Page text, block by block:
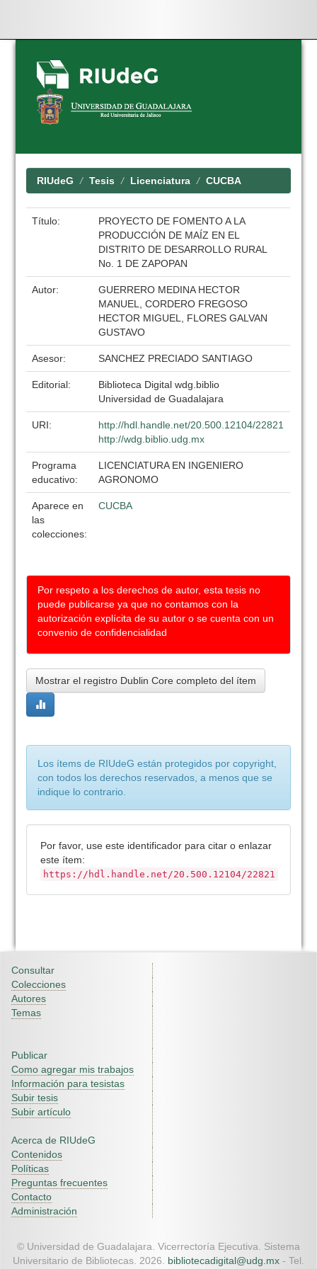
Skip
navigation
RIUdeG Tesis Licenciatura CUCBA
Título:
PROYECTO DE FOMENTO A LA
PRODUCCIÓN DE MAÍZ EN EL
DISTRITO DE DESARROLLO RURAL
No. 1 DE ZAPOPAN
Autor:
GUERRERO MEDINA HECTOR
MANUEL, CORDERO FREGOSO
HECTOR MIGUEL, FLORES GALVAN
GUSTAVO
Asesor: SANCHEZ PRECIADO SANTIAGO
Editorial:
Biblioteca Digital wdg.biblio
Universidad de Guadalajara
URI:
http://hdl.handle.net/20.500.12104/22821
http://wdg.biblio.udg.mx
Programa
educativo:
LICENCIATURA EN INGENIERO
AGRONOMO
Aparece en
las
colecciones:
CUCBA
Por respeto a los derechos de autor, esta tesis no
puede publicarse ya que no contamos con la
autorización explícita de su autor o se cuenta con un
convenio de confidencialidad
Mostrar el registro Dublin Core completo del ítem
Los ítems de RIUdeG están protegidos por copyright,
con todos los derechos reservados, a menos que se
indique lo contrario.
Por favor, use este identificador para citar o enlazar
este ítem:
https://hdl.handle.net/20.500.12104/22821
Consultar
Colecciones
Autores
Temas
Publicar
Como agregar mis trabajos
Información para tesistas
Subir tesis
Subir artículo
Acerca de RIUdeG
Contenidos
Políticas
Preguntas frecuentes
Contacto
Administración
© Universidad de Guadalajara. Vicerrectoría Ejecutiva. Sistema
Universitario de Bibliotecas. 2026. bibliotecadigital@udg.mx - Tel.